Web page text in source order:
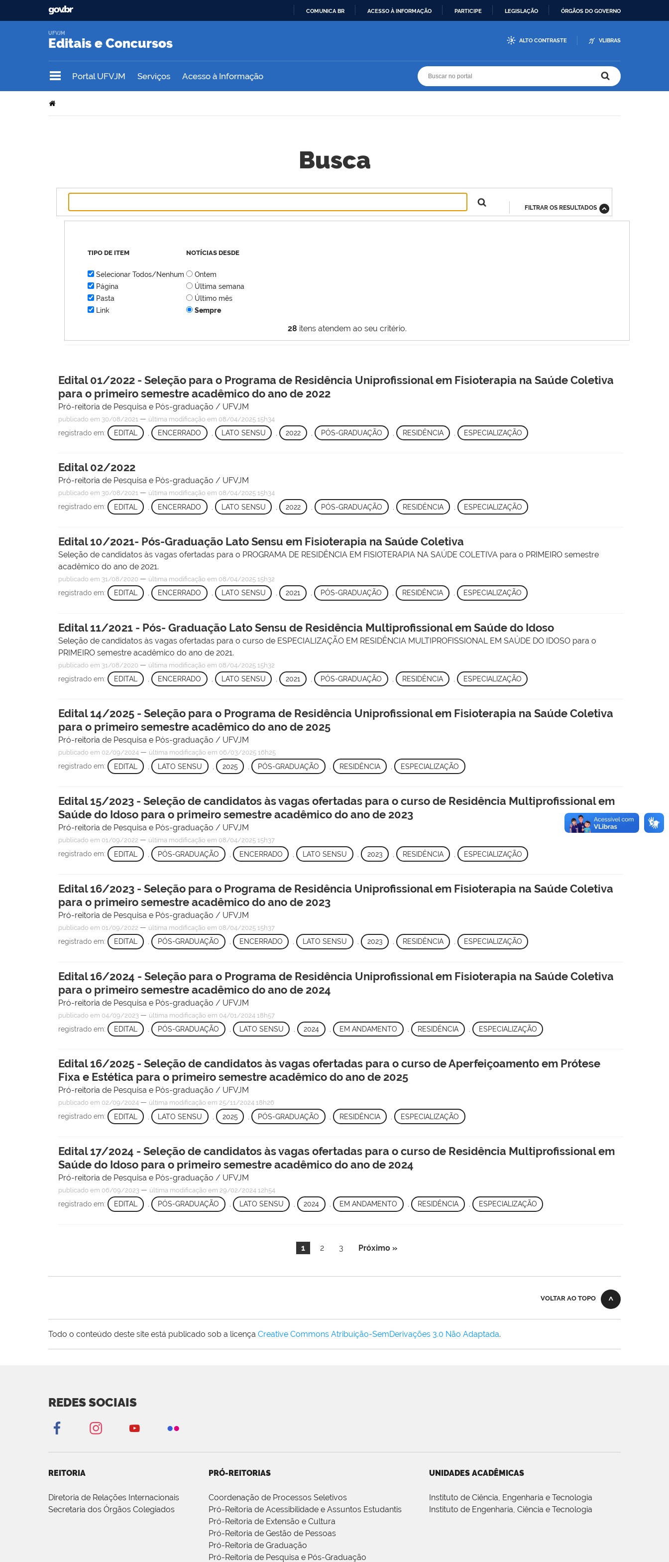
COMUNICA BR ACESSO À INFORMAÇÃO PARTICIPE LEGISLAÇÃO ÓRGÃOS DO GOVERNO
Editais e Concursos
UFVJM
ALTO CONTRASTE VLIBRAS
Portal UFVJM Serviços Acesso à Informação
Busca
28 itens atendem ao seu critério.
FILTRAR OS RESULTADOS
TIPO DE ITEM
Selecionar Todos/Nenhum
Página
Pasta
Link
NOTÍCIAS DESDE
Ontem
Última semana
Último mês
Sempre
Edital 01/2022 - Seleção para o Programa de Residência Uniprofissional em Fisioterapia na Saúde Coletiva
para o primeiro semestre acadêmico do ano de 2022
Pró-reitoria de Pesquisa e Pós-graduação / UFVJM
publicado em 30/08/2021 — última modificação em 08/04/2025 15h34
registrado em: EDITAL ENCERRADO LATO SENSU , 2022 , PÓS-GRADUAÇÃO RESIDÊNCIA ESPECIALIZAÇÃO
Edital 02/2022
Pró-reitoria de Pesquisa e Pós-graduação / UFVJM
publicado em 30/08/2021 — última modificação em 08/04/2025 15h34
registrado em: EDITAL ENCERRADO LATO SENSU , 2022 , PÓS-GRADUAÇÃO RESIDÊNCIA ESPECIALIZAÇÃO
Edital 10/2021- Pós-Graduação Lato Sensu em Fisioterapia na Saúde Coletiva
Seleção de candidatos às vagas ofertadas para o PROGRAMA DE RESIDÊNCIA EM FISIOTERAPIA NA SAÚDE COLETIVA para o PRIMEIRO semestre
acadêmico do ano de 2021.
publicado em 31/08/2020 — última modificação em 08/04/2025 15h32
registrado em: EDITAL , ENCERRADO , LATO SENSU , 2021 , PÓS-GRADUAÇÃO , RESIDÊNCIA , ESPECIALIZAÇÃO
Edital 11/2021 - Pós- Graduação Lato Sensu de Residência Multiprofissional em Saúde do Idoso
Seleção de candidatos às vagas ofertadas para o curso de ESPECIALIZAÇÃO EM RESIDÊNCIA MULTIPROFISSIONAL EM SAÚDE DO IDOSO para o
PRIMEIRO semestre acadêmico do ano de 2021.
publicado em 31/08/2020 — última modificação em 08/04/2025 15h32
registrado em: EDITAL ENCERRADO LATO SENSU , 2021 , PÓS-GRADUAÇÃO RESIDÊNCIA ESPECIALIZAÇÃO
Edital 14/2025 - Seleção para o Programa de Residência Uniprofissional em Fisioterapia na Saúde Coletiva
para o primeiro semestre acadêmico do ano de 2025
Pró-reitoria de Pesquisa e Pós-graduação / UFVJM
publicado em 02/09/2024 — última modificação em 06/03/2025 16h25
registrado em: EDITAL LATO SENSU 2025 , PÓS-GRADUAÇÃO , RESIDÊNCIA ESPECIALIZAÇÃO
Edital 15/2023 - Seleção de candidatos às vagas ofertadas para o curso de Residência Multiprofissional em
Saúde do Idoso para o primeiro semestre acadêmico do ano de 2023
Pró-reitoria de Pesquisa e Pós-graduação / UFVJM
publicado em 01/09/2022 — última modificação em 08/04/2025 15h37
registrado em: EDITAL PÓS-GRADUAÇÃO ENCERRADO , LATO SENSU , 2023 RESIDÊNCIA ESPECIALIZAÇÃO
Edital 16/2023 - Seleção para o Programa de Residência Uniprofissional em Fisioterapia na Saúde Coletiva
para o primeiro semestre acadêmico do ano de 2023
Pró-reitoria de Pesquisa e Pós-graduação / UFVJM
publicado em 01/09/2022 — última modificação em 08/04/2025 15h37
registrado em: EDITAL , PÓS-GRADUAÇÃO , ENCERRADO , LATO SENSU , 2023 , RESIDÊNCIA , ESPECIALIZAÇÃO
Edital 16/2024 - Seleção para o Programa de Residência Uniprofissional em Fisioterapia na Saúde Coletiva
para o primeiro semestre acadêmico do ano de 2024
Pró-reitoria de Pesquisa e Pós-graduação / UFVJM
publicado em 04/09/2023 — última modificação em 04/01/2024 18h57
registrado em: EDITAL PÓS-GRADUAÇÃO LATO SENSU , 2024 , EM ANDAMENTO RESIDÊNCIA ESPECIALIZAÇÃO
Edital 16/2025 - Seleção de candidatos às vagas ofertadas para o curso de Aperfeiçoamento em Prótese
Fixa e Estética para o primeiro semestre acadêmico do ano de 2025
Pró-reitoria de Pesquisa e Pós-graduação / UFVJM
publicado em 02/09/2024 — última modificação em 25/11/2024 18h26
registrado em: EDITAL LATO SENSU 2025 , PÓS-GRADUAÇÃO , RESIDÊNCIA ESPECIALIZAÇÃO
Edital 17/2024 - Seleção de candidatos às vagas ofertadas para o curso de Residência Multiprofissional em
Saúde do Idoso para o primeiro semestre acadêmico do ano de 2024
Pró-reitoria de Pesquisa e Pós-graduação / UFVJM
publicado em 06/09/2023 — última modificação em 29/02/2024 12h54
registrado em: EDITAL , PÓS-GRADUAÇÃO , LATO SENSU , 2024 , EM ANDAMENTO , RESIDÊNCIA , ESPECIALIZAÇÃO
1 2 3 Próximo »
VOLTAR AO TOPO
Todo o conteúdo deste site está publicado sob a licença Creative Commons Atribuição-SemDerivações 3.0 Não Adaptada.
REDES SOCIAIS
REITORIA
Diretoria de Relações Internacionais
Secretaria dos Órgãos Colegiados
PRÓ-REITORIAS
Coordenação de Processos Seletivos
Pró-Reitoria de Acessibilidade e Assuntos Estudantis
Pró-Reitoria de Extensão e Cultura
Pró-Reitoria de Gestão de Pessoas
Pró-Reitoria de Graduação
Pró-Reitoria de Pesquisa e Pós-Graduação
UNIDADES ACADÊMICAS
Instituto de Ciência, Engenharia e Tecnologia
Instituto de Engenharia, Ciência e Tecnologia